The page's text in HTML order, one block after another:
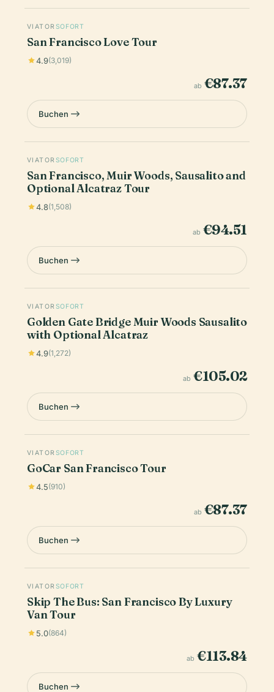
VIATOR SOFORT
San Francisco Love Tour
4.9(3,019)
ab €87.37
Buchen
VIATOR SOFORT
San Francisco, Muir Woods, Sausalito and
Optional Alcatraz Tour
4.8(1,508)
ab €94.51
Buchen
VIATOR SOFORT
Golden Gate Bridge Muir Woods Sausalito
with Optional Alcatraz
4.9(1,272)
ab €105.02
Buchen
VIATOR SOFORT
GoCar San Francisco Tour
4.5(910)
ab €87.37
Buchen
VIATOR SOFORT
Skip The Bus: San Francisco By Luxury
Van Tour
5.0(864)
ab €113.84
Buchen